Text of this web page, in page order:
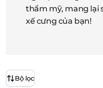
thẩm mỹ, mang lại
xế cưng của bạn!
Bộ lọc